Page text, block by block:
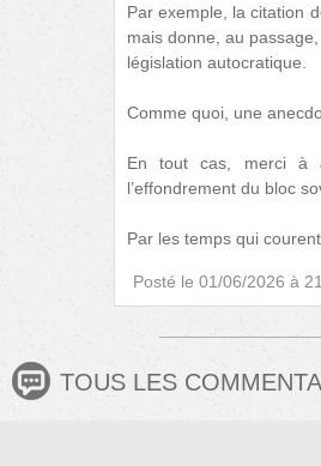
Par exemple, la citation
mais donne, au
législation autocratique.
Comme quoi, une
En tout cas, merci à
l’effondrement du bloc
Par les temps qui
Posté le 01/06/2026 à
TOUS LES